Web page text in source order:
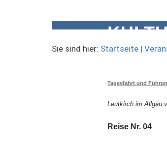
UM
Sie sind hier: Startseite|
Tagesfahrt und
Leutkirch im Allgäu
Reise Nr. 04